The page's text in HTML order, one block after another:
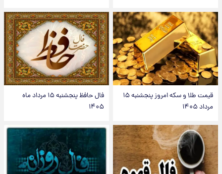
قیمت طلا و سکه امروز پنجشنبه ۱۵
مرداد ۱۴۰۵
فال حافظ پنجشنبه ۱۵ مرداد ماه
۱۴۰۵